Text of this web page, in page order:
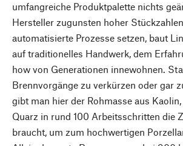
umfangreiche Produktpalette nichts
Hersteller zugunsten hoher
automatisierte Prozesse setzen, baut
auf traditionelles Handwerk, dem
how von Generationen innewohnen.
Brennvorgänge zu verkürzen oder gar
gibt man hier der Rohmasse aus
Quarz in rund 100 Arbeitsschritten die
braucht, um zum hochwertigen